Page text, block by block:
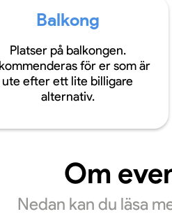
Balkong
Platser på balkongen.
för er som är
ute efter ett lite billigare
alternativ.
Om
Nedan kan du läsa